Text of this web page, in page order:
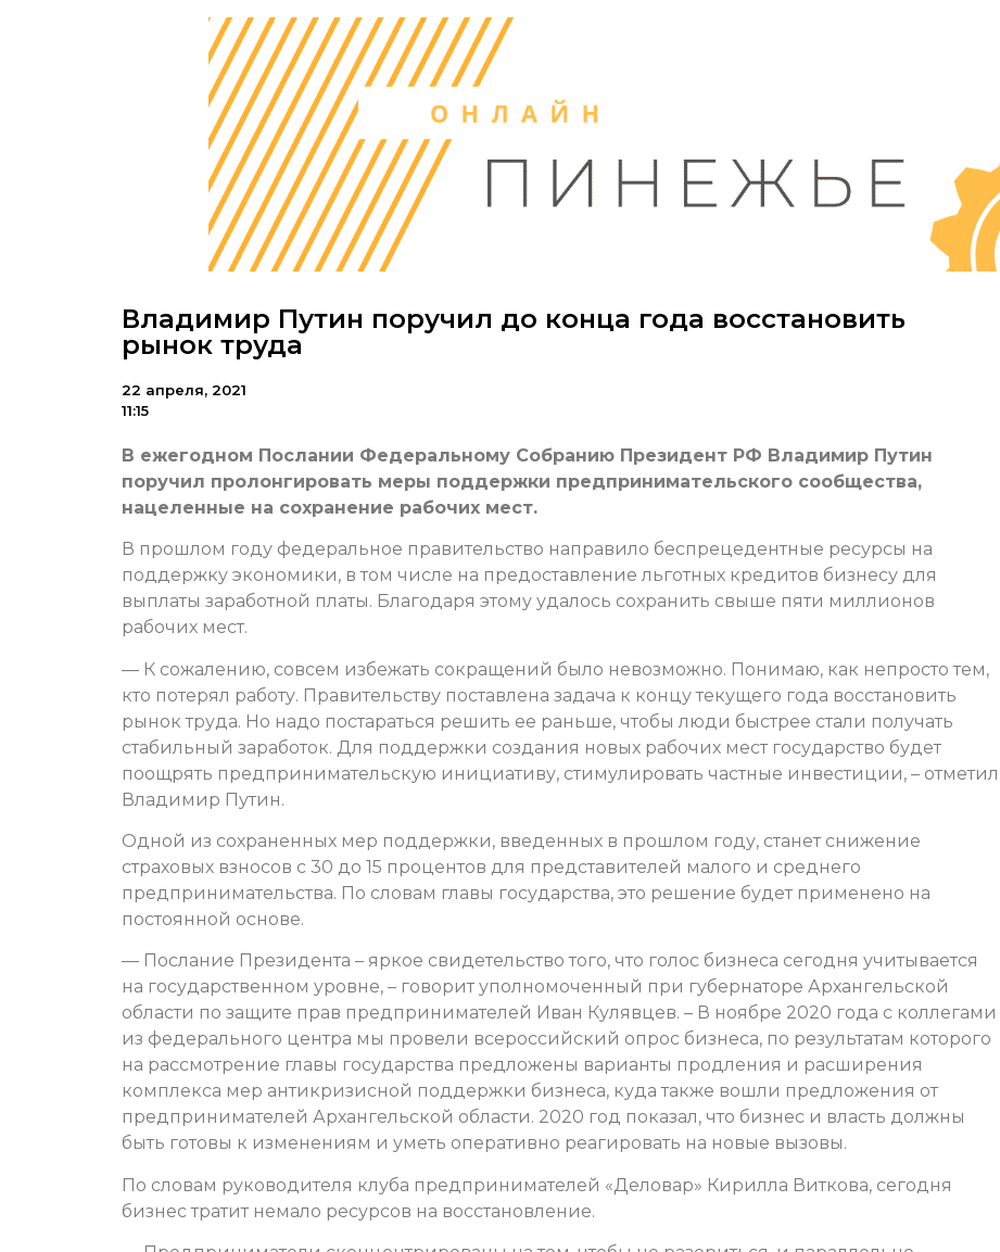
Владимир Путин поручил до конца года восстановить
рынок труда
22 апреля, 2021
11:15
В ежегодном Послании Федеральному Собранию Президент РФ Владимир Путин
поручил пролонгировать меры поддержки предпринимательского сообщества,
нацеленные на сохранение рабочих мест.
В прошлом году федеральное правительство направило беспрецедентные ресурсы на
поддержку экономики, в том числе на предоставление льготных кредитов бизнесу для
выплаты заработной платы. Благодаря этому удалось сохранить свыше пяти миллионов
рабочих мест.
— К сожалению, совсем избежать сокращений было невозможно. Понимаю, как непросто тем,
кто потерял работу. Правительству поставлена задача к концу текущего года восстановить
рынок труда. Но надо постараться решить ее раньше, чтобы люди быстрее стали получать
стабильный заработок. Для поддержки создания новых рабочих мест государство будет
поощрять предпринимательскую инициативу, стимулировать частные инвестиции, – отметил
Владимир Путин.
Одной из сохраненных мер поддержки, введенных в прошлом году, станет снижение
страховых взносов с 30 до 15 процентов для представителей малого и среднего
предпринимательства. По словам главы государства, это решение будет применено на
постоянной основе.
— Послание Президента – яркое свидетельство того, что голос бизнеса сегодня учитывается
на государственном уровне, – говорит уполномоченный при губернаторе Архангельской
области по защите прав предпринимателей Иван Кулявцев. – В ноябре 2020 года с коллегами
из федерального центра мы провели всероссийский опрос бизнеса, по результатам которого
на рассмотрение главы государства предложены варианты продления и расширения
комплекса мер антикризисной поддержки бизнеса, куда также вошли предложения от
предпринимателей Архангельской области. 2020 год показал, что бизнес и власть должны
быть готовы к изменениям и уметь оперативно реагировать на новые вызовы.
По словам руководителя клуба предпринимателей «Деловар» Кирилла Виткова, сегодня
бизнес тратит немало ресурсов на восстановление.